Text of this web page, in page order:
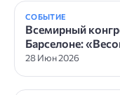
СОБЫТИЕ
Всемирный
Барселоне:
28 Июн 2026